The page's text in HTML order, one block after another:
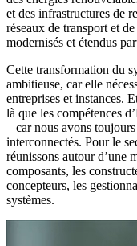
et des infrastructures de
réseaux de transport et
modernisés et étendus
Cette transformation du
ambitieuse, car elle
entreprises et instances.
là que les compétences
– car nous avons toujours
interconnectés. Pour le
réunissons autour d’une
composants, les
concepteurs, les
systèmes.